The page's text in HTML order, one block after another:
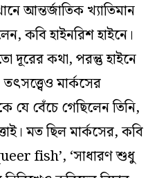
আন্তর্জাতিক খ্যাতিমান
কবি হাইনরিশ হাইনে।
দূরের কথা, পরন্তু হাইনে
তৎসত্ত্বেও মার্কসের
যে বেঁচে গেছিলেন তিনি,
মত ছিল মার্কসের, কবি
fish’, ‘সাধারণ শুধু